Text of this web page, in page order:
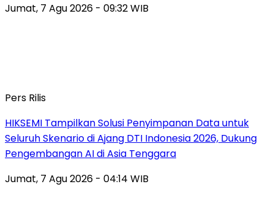
Jumat, 7 Agu 2026 - 09:32 WIB
Pers Rilis
HIKSEMI Tampilkan Solusi Penyimpanan Data untuk
Seluruh Skenario di Ajang DTI Indonesia 2026, Dukung
Pengembangan AI di Asia Tenggara
Jumat, 7 Agu 2026 - 04:14 WIB